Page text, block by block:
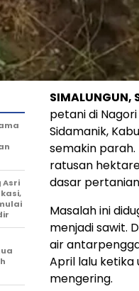
SIMALUNGUN,
petani di
Sidamanik,
semakin
ratusan
dasar
Masalah ini
menjadi sawit.
air
April lalu
mengering.
Asri